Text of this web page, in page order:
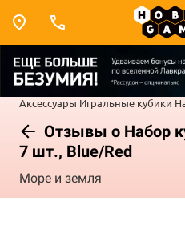
Аксессуары Игральные кубики
Отзывы о Набор
7 шт., Blue/Red
Море и земля